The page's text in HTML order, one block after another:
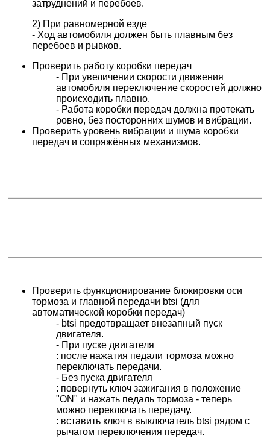
затруднений и перебоев.
2) При равномерной езде
- Ход автомобиля должен быть плавным без
перебоев и рывков.
Проверить работу коробки передач
- При увеличении скорости движения
автомобиля переключение скоростей должно
происходить плавно.
- Работа коробки передач должна протекать
ровно, без посторонних шумов и вибрации.
Проверить уровень вибрации и шума коробки
передач и сопряжённых механизмов.
Проверить функционирование блокировки оси
тормоза и главной передачи btsi (для
автоматической коробки передач)
- btsi предотвращает внезапный пуск
двигателя.
- При пуске двигателя
: после нажатия педали тормоза можно
переключать передачи.
- Без пуска двигателя
: повернуть ключ зажигания в положение
"ON" и нажать педаль тормоза - теперь
можно переключать передачу.
: вставить ключ в выключатель btsi рядом с
рычагом переключения передач.